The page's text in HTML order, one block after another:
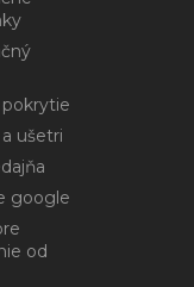
pokrytie
ušetri
google
od